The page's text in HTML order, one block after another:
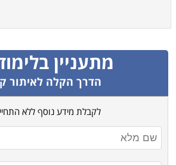
מתעניין
הדרך הקלה לאיתור
לקבלת מידע נוסף ללא